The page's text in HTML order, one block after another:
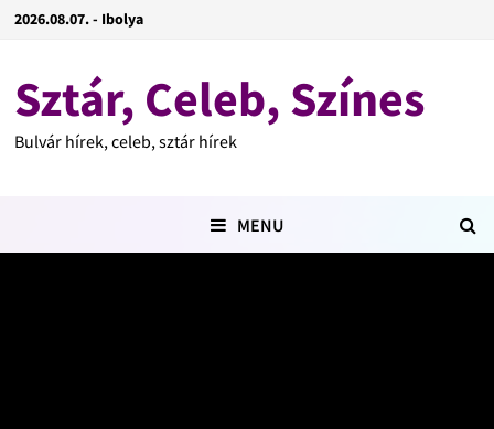
2026.08.07. - Ibolya
Sztár, Celeb, Színes
Bulvár hírek, celeb, sztár hírek
MENU